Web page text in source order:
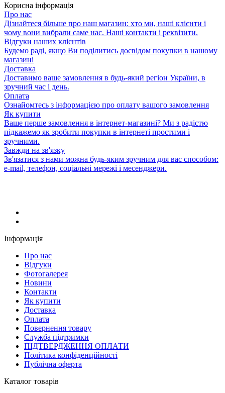
Корисна інформація
Про нас
Дізнайтеся більше про наш магазин: хто ми, наші клієнти і
чому вони вибрали саме нас. Наші контакти і реквізити.
Відгуки наших клієнтів
Будемо раді, якщо Ви поділитись досвідом покупки в нашому
магазині
Доставка
Доставимо ваше замовлення в будь-який регіон України, в
зручний час і день.
Оплата
Ознайомтесь з інформацією про оплату вашого замовлення
Як купити
Ваше перше замовлення в інтернет-магазині? Ми з радістю
підкажемо як зробити покупки в інтернеті простими і
зручними.
Завжди на зв'язку
Зв'язатися з нами можна будь-яким зручним для вас способом:
e-mail, телефон, соціальні мережі і месенджери.
Інформація
Про нас
Відгуки
Фотогалерея
Новини
Контакти
Як купити
Доставка
Оплата
Повернення товару
Служба підтримки
ПІДТВЕРДЖЕННЯ ОПЛАТИ
Політика конфіденційності
Публічна оферта
Каталог товарів